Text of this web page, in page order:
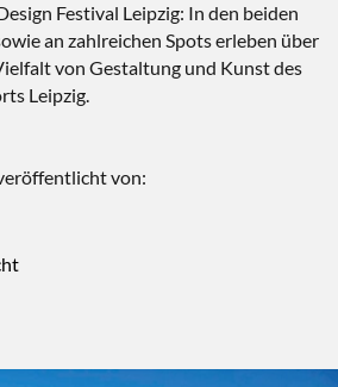
Festival Leipzig: In den beiden
an zahlreichen Spots erleben über
von Gestaltung und Kunst des
Leipzig.
von: